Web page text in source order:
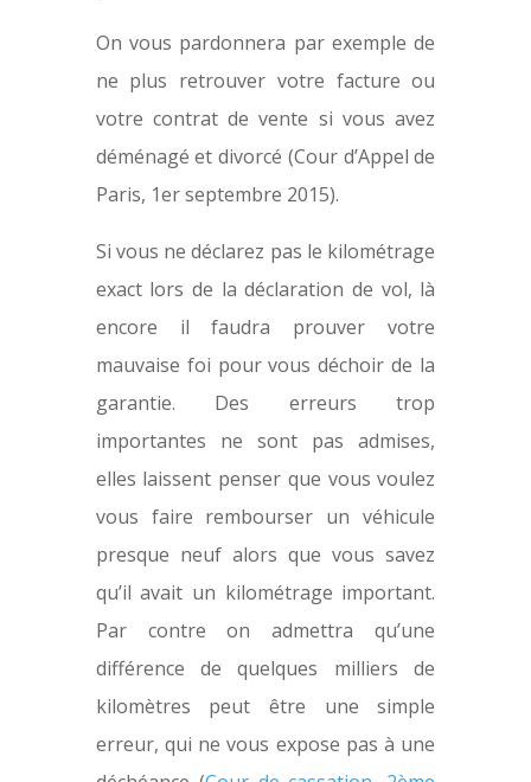
On vous pardonnera par exemple de
ne plus retrouver votre facture ou
votre contrat de vente si vous avez
déménagé et divorcé (Cour d’Appel de
Paris, 1er septembre 2015).
Si vous ne déclarez pas le kilométrage
exact lors de la déclaration de vol, là
encore il faudra prouver votre
mauvaise foi pour vous déchoir de la
garantie. Des erreurs trop
importantes ne sont pas admises,
elles laissent penser que vous voulez
vous faire rembourser un véhicule
presque neuf alors que vous savez
qu’il avait un kilométrage important.
Par contre on admettra qu’une
différence de quelques milliers de
kilomètres peut être une simple
erreur, qui ne vous expose pas à une